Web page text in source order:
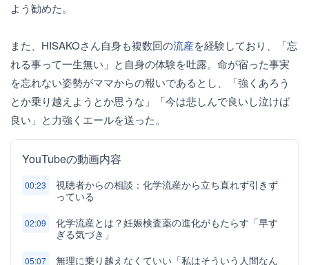
よう勧めた。
また、HISAKOさん自身も複数回の流産を経験しており、「忘
れる事って一生無い」と自身の体験を吐露。命が宿った事実
を忘れない姿勢がママからの報いであるとし、「強くあろう
とか乗り越えようとか思うな」「今は悲しんで良いし泣けば
良い」と力強くエールを送った。
YouTubeの動画内容
00:23
視聴者からの相談：化学流産から立ち直れず引きず
っている
02:09
化学流産とは？妊娠検査薬の進化がもたらす「早す
ぎる気づき」
05:07
無理に乗り越えなくていい「私はそういう人間なん